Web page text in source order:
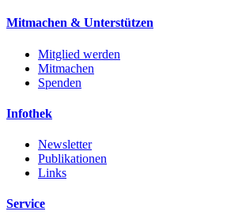
Mitmachen & Unterstützen
Mitglied werden
Mitmachen
Spenden
Infothek
Newsletter
Publikationen
Links
Service